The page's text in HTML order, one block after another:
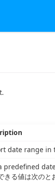
date range in
predefined
きる値は次のと